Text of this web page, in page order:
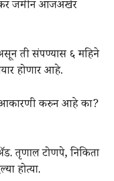
एकर जमीन आजअखेर
ती संपण्यास ६ महिने
होणार आहे.
आकारणी करुन आहे का?
तृणाल टोणपे, निकिता
होत्या.